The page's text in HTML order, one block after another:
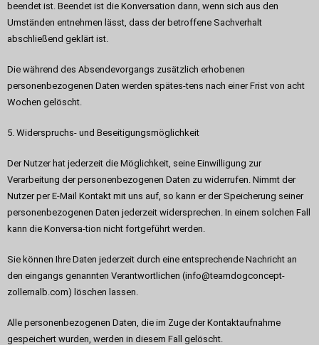
beendet ist. Beendet ist die Konversation dann, wenn sich aus den
Umständen entnehmen lässt, dass der betroffene Sachverhalt
abschließend geklärt ist.
Die während des Absendevorgangs zusätzlich erhobenen
personenbezogenen Daten werden spätes-tens nach einer Frist von acht
Wochen gelöscht.
5. Widerspruchs- und Beseitigungsmöglichkeit
Der Nutzer hat jederzeit die Möglichkeit, seine Einwilligung zur
Verarbeitung der personenbezogenen Daten zu widerrufen. Nimmt der
Nutzer per E-Mail Kontakt mit uns auf, so kann er der Speicherung seiner
personenbezogenen Daten jederzeit widersprechen. In einem solchen Fall
kann die Konversa-tion nicht fortgeführt werden.
Sie können Ihre Daten jederzeit durch eine entsprechende Nachricht an
den eingangs genannten Verantwortlichen (info@teamdogconcept-
zollernalb.com) löschen lassen.
Alle personenbezogenen Daten, die im Zuge der Kontaktaufnahme
gespeichert wurden, werden in diesem Fall gelöscht.